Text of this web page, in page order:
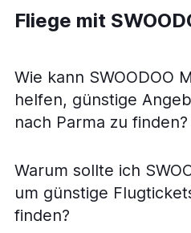
Fliege mit
Wie kann SWOODOO
helfen, günstige
nach Parma zu finden?
Warum sollte ich
um günstige
finden?